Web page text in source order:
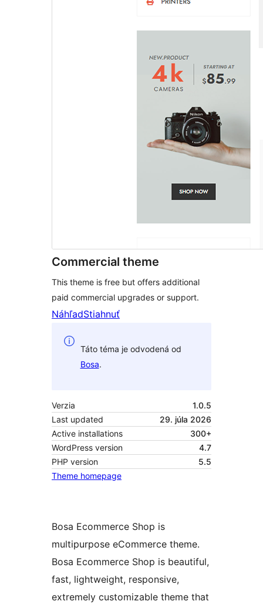
Commercial theme
This theme is free but offers additional
paid commercial upgrades or support.
NáhľadStiahnuť
Táto téma je odvodená od
Bosa.
Verzia
1.0.5
Last updated
29. júla 2026
Active installations
300+
WordPress version
4.7
PHP version
5.5
Theme homepage
Bosa Ecommerce Shop is
multipurpose eCommerce theme.
Bosa Ecommerce Shop is beautiful,
fast, lightweight, responsive,
extremely customizable theme that